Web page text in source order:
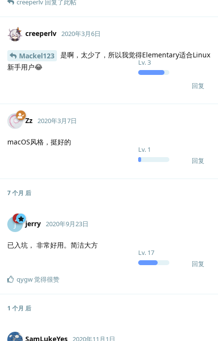
creeperlv 回复了此帖
creeperlv
Lv.3
2020年3月6日
Mackel123
是啊，太少了，所以我觉得Elementary适合Linux
新手用户😂
回复
Zz
Lv. 1
2020年3月7日
macOS风格，挺好的
回复
7 个月 后
J jerry
Lv. 17
2020年9月23日
已入坑， 非常好用。简洁大方
回复
qygw觉得很赞
1 个月 后
SamLukeYes 2020年11月1日